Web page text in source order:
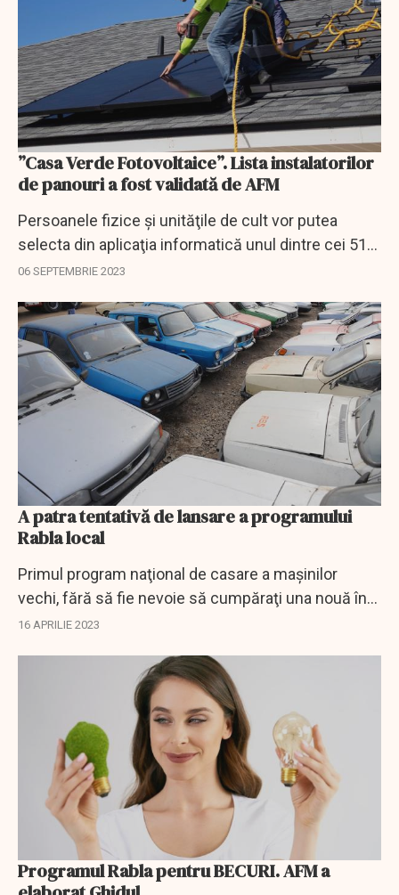
”Casa Verde Fotovoltaice”. Lista instalatorilor
de panouri a fost validată de AFM
Persoanele fizice şi unităţile de cult vor putea
selecta din aplicaţia informatică unul dintre cei 515
instalatori validaţi pentru a le fi verificate
06 SEPTEMBRIE 2023
A patra tentativă de lansare a programului
Rabla local
Primul program naţional de casare a maşinilor
vechi, fără să fie nevoie să cumpăraţi una nouă în
schimb, ar urma să înceapă săptămâna viitoare.
16 APRILIE 2023
Programul Rabla pentru BECURI. AFM a